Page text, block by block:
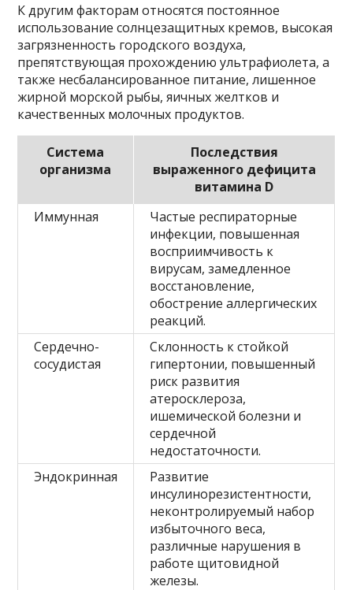
К другим факторам относятся постоянное
использование солнцезащитных кремов, высокая
загрязненность городского воздуха,
препятствующая прохождению ультрафиолета, а
также несбалансированное питание, лишенное
жирной морской рыбы, яичных желтков и
качественных молочных продуктов.
Система
организма
Последствия
выраженного дефицита
витамина D
Иммунная
Частые респираторные
инфекции, повышенная
восприимчивость к
вирусам, замедленное
восстановление,
обострение аллергических
реакций.
Сердечно-
сосудистая
Склонность к стойкой
гипертонии, повышенный
риск развития
атеросклероза,
ишемической болезни и
сердечной
недостаточности.
Эндокринная
Развитие
инсулинорезистентности,
неконтролируемый набор
избыточного веса,
различные нарушения в
работе щитовидной
железы.